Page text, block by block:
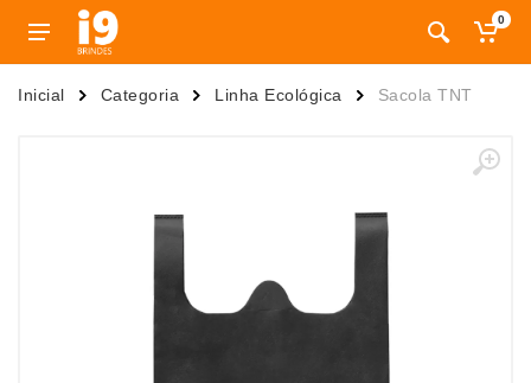
0
Inicial Categoria Linha Ecológica Sacola TNT